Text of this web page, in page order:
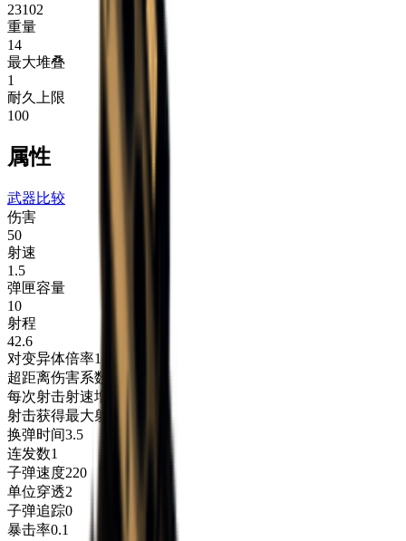
23102
重量
14
最大堆叠
1
耐久上限
100
属性
武器比较
伤害
50
射速
1.5
弹匣容量
10
射程
42.6
对变异体倍率1
超距离伤害系数
每次射击射速增益
射击获得最大射速增益
换弹时间3.5
连发数1
子弹速度220
单位穿透2
子弹追踪0
暴击率0.1